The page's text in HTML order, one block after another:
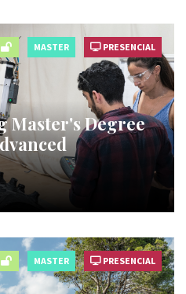
MASTER PRESENCIAL
Master's Degree
MASTER PRESENCIAL